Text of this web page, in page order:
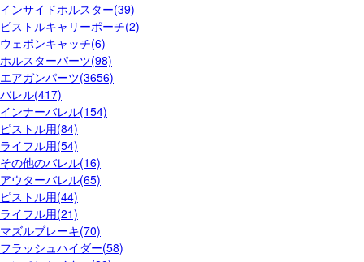
インサイドホルスター(39)
ピストルキャリーポーチ(2)
ウェポンキャッチ(6)
ホルスターパーツ(98)
エアガンパーツ(3656)
バレル(417)
インナーバレル(154)
ピストル用(84)
ライフル用(54)
その他のバレル(16)
アウターバレル(65)
ピストル用(44)
ライフル用(21)
マズルブレーキ(70)
フラッシュハイダー(58)